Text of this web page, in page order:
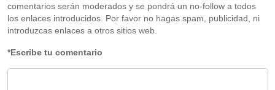
comentarios serán moderados y se pondrá un no-follow a todos
los enlaces introducidos. Por favor no hagas spam, publicidad, ni
introduzcas enlaces a otros sitios web.
*Escribe tu comentario